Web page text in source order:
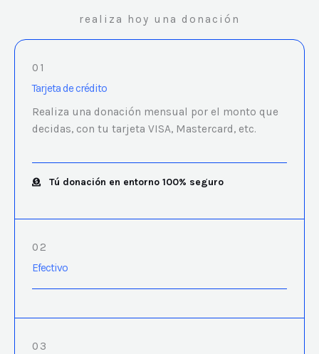
realiza hoy una donación
01
Tarjeta de crédito
Realiza una donación mensual por el monto que
decidas, con tu tarjeta VISA, Mastercard, etc.
Tú donación en entorno 100% seguro
02
Efectivo
03